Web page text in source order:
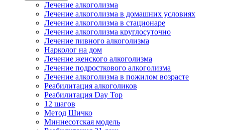
Лечение алкоголизма
Лечение алкоголизма в домашних условиях
Лечение алкоголизма в стационаре
Лечение алкоголизма круглосуточно
Лечение пивного алкоголизма
Нарколог на дом
Лечение женского алкоголизма
Лечение подросткового алкоголизма
Лечение алкоголизма в пожилом возрасте
Реабилитация алкоголиков
Реабилитация Day Top
12 шагов
Метод Шичко
Миннесотская модель